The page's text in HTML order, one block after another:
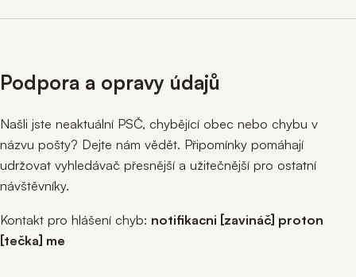
Podpora a opravy údajů
Našli jste neaktuální PSČ, chybějící obec nebo chybu v
názvu pošty? Dejte nám vědět. Připomínky pomáhají
udržovat vyhledávač přesnější a užitečnější pro ostatní
návštěvníky.
Kontakt pro hlášení chyb: notifikacni [zavináč] proton
[tečka] me